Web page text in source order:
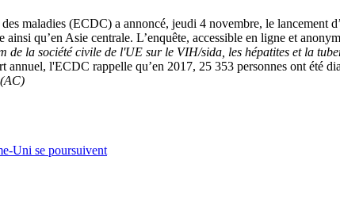
maladies (ECDC) a annoncé, jeudi 4 novembre, le lancement
qu’en Asie centrale. L’enquête, accessible en ligne et
de la société civile de l'UE sur le VIH/sida, les hépatites et la
l'ECDC rappelle qu’en 2017, 25 353 personnes ont été
(AC)
Uni se poursuivent